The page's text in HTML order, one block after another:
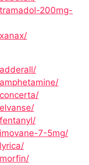
200mg-
7-5mg/